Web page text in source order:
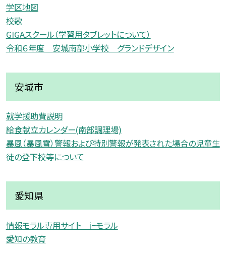
学区地図
校歌
GIGAスクール（学習用タブレットについて）
令和６年度 安城南部小学校 グランドデザイン
安城市
就学援助費説明
給食献立カレンダー(南部調理場)
暴風（暴風雪）警報および特別警報が発表された場合の児童生
徒の登下校等について
愛知県
情報モラル専用サイト i−モラル
愛知の教育